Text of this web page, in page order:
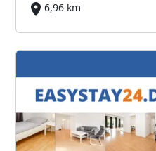
6,96 km